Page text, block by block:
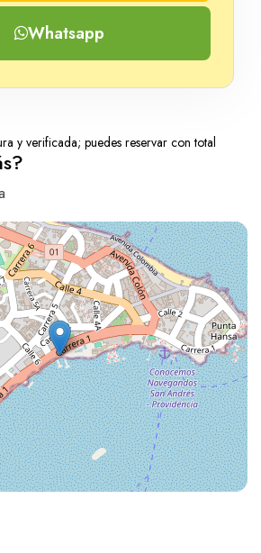
Whatsapp
y verificada; puedes reservar con total